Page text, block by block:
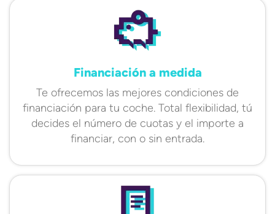
Financiación a medida
Te ofrecemos las mejores condiciones de
financiación para tu coche. Total flexibilidad, tú
decides el número de cuotas y el importe a
financiar, con o sin entrada.